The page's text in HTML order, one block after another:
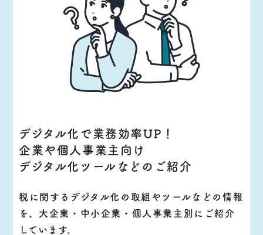
デジタル化で業務効率UP！
企業や個人事業主向け
デジタル化ツールなどのご紹介
税に関するデジタル化の取組やツールなどの情報
を、大企業・中小企業・個人事業主別にご紹介
しています。